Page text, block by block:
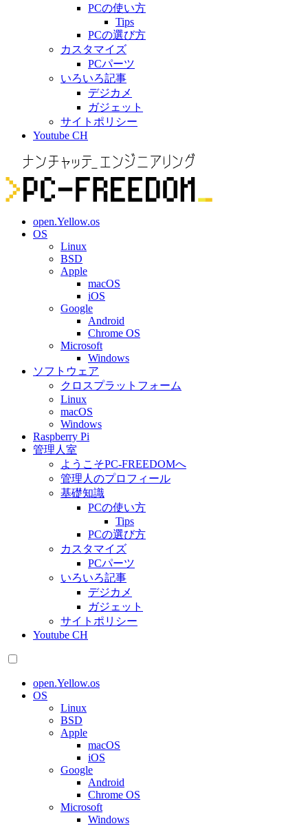
PCの使い方
Tips
PCの選び方
カスタマイズ
PCパーツ
いろいろ記事
デジカメ
ガジェット
サイトポリシー
Youtube CH
open.Yellow.os
OS
Linux
BSD
Apple
macOS
iOS
Google
Android
Chrome OS
Microsoft
Windows
ソフトウェア
クロスプラットフォーム
Linux
macOS
Windows
Raspberry Pi
管理人室
ようこそPC-FREEDOMへ
管理人のプロフィール
基礎知識
PCの使い方
Tips
PCの選び方
カスタマイズ
PCパーツ
いろいろ記事
デジカメ
ガジェット
サイトポリシー
Youtube CH
open.Yellow.os
OS
Linux
BSD
Apple
macOS
iOS
Google
Android
Chrome OS
Microsoft
Windows